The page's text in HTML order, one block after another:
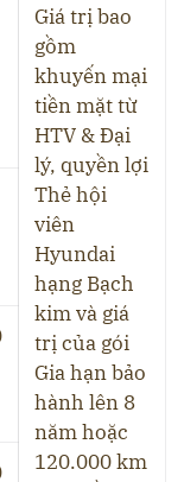
Giá trị bao
gồm
khuyến mại
tiền mặt từ
HTV & Đại
lý, quyền lợi
Thẻ hội
viên
Hyundai
hạng Bạch
kim và giá
trị của gói
Gia hạn bảo
hành lên 8
năm hoặc
120.000 km